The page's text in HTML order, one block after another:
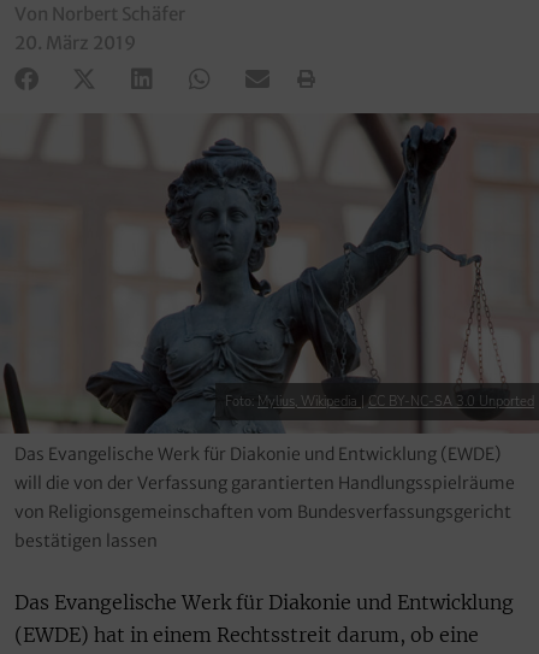
Von Norbert Schäfer
20. März 2019
Foto: Mylius, Wikipedia CC BY-NC-SA 3.0 Unported
Das Evangelische Werk für Diakonie und Entwicklung (EWDE)
will die von der Verfassung garantierten Handlungsspielräume
von Religionsgemeinschaften vom Bundesverfassungsgericht
bestätigen lassen
Das Evangelische Werk für Diakonie und Entwicklung
(EWDE) hat in einem Rechtsstreit darum, ob eine